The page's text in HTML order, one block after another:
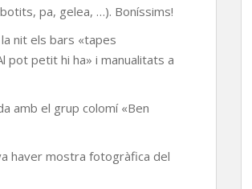
pa, gelea, …). Boníssims!
nit els bars «tapes
pot petit hi ha» i manualitats a
amb el grup colomí «Ben
haver mostra fotogràfica del